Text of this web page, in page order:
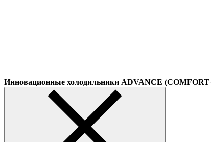
Инновационные холодильники ADVANCE